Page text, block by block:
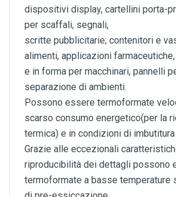
dispositivi display, cartellini porta-
per scaffali, segnali,
scritte pubblicitarie; contenitori e
alimenti, applicazioni
e in forma per macchinari, pannelli
separazione di ambienti.
Possono essere termoformate
scarso consumo energetico(per la
termica) e in condizioni di
Grazie alle eccezionali
riproducibilità dei dettagli possono
termoformate a basse temperature